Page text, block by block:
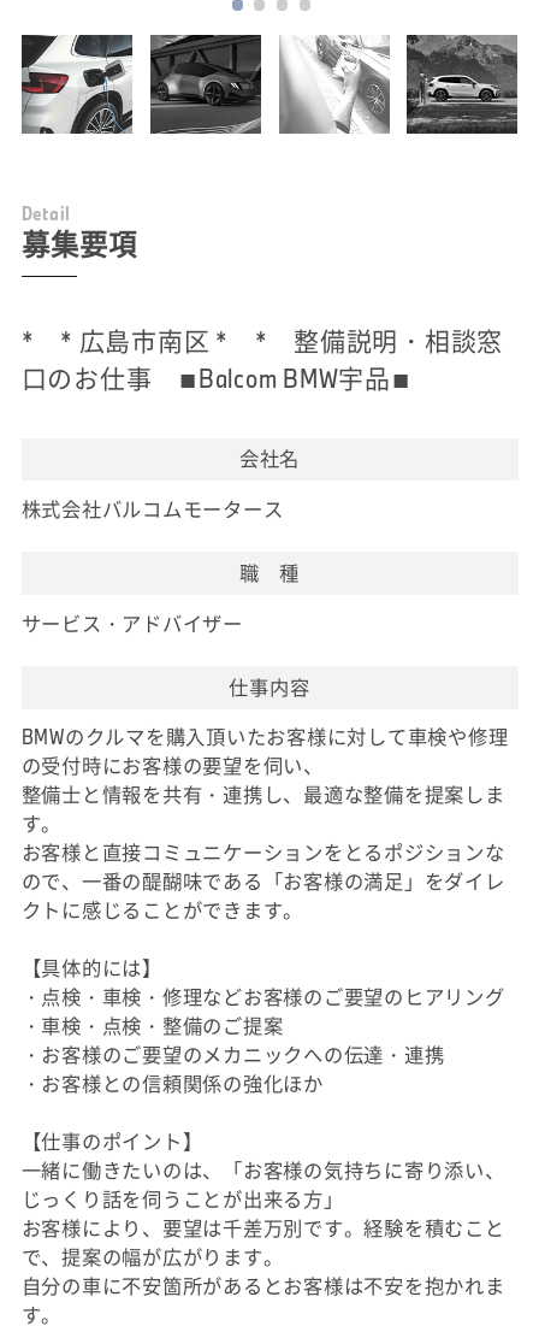
Detail
募集要項
* * 広島市南区 * * 整備説明・相談窓
口のお仕事 ■Balcom BMW宇品■
会社名
株式会社バルコムモータース
職 種
サービス・アドバイザー
仕事内容
BMWのクルマを購入頂いたお客様に対して車検や修理
の受付時にお客様の要望を伺い、
整備士と情報を共有・連携し、最適な整備を提案しま
す。
お客様と直接コミュニケーションをとるポジションな
ので、一番の醍醐味である「お客様の満足」をダイレ
クトに感じることができます。
【具体的には】
・点検・車検・修理などお客様のご要望のヒアリング
・車検・点検・整備のご提案
・お客様のご要望のメカニックへの伝達・連携
・お客様との信頼関係の強化ほか
【仕事のポイント】
一緒に働きたいのは、「お客様の気持ちに寄り添い、
じっくり話を伺うことが出来る方」
お客様により、要望は千差万別です。経験を積むこと
で、提案の幅が広がります。
自分の車に不安箇所があるとお客様は不安を抱かれま
す。